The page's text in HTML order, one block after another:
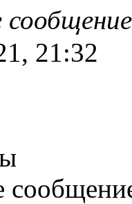
21:32